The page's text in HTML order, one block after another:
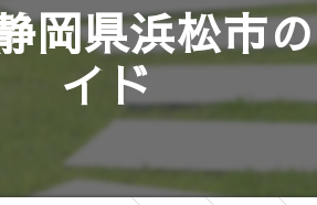
岡県浜松市
イド